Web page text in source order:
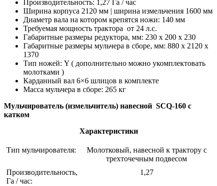
Производительность: 1,27 Га / час
Ширина корпуса 2120 мм | ширина измельчения 1600 мм
Диаметр вала на котором крепятся ножи: 140 мм
Требуемая мощность трактора от 24 л.с.
Габаритные размеры редуктора, мм: 230 x 200 x 230
Габаритные размеры мульчера в сборе, мм: 880 х 2120 х
1370
Тип ножей: Y ( дополнительно можно укомплектовать
молотками )
Карданный вал 6×6 шлицов в комплекте
Масса мульчера в сборе: 265 кг
Мульчирователь (измельчитель) навесной SCQ-160 с
катком
Характеристики
Тип мульчирователя:
Молотковый, навесной к трактору с
трехточечным подвесом
Производительность,
Га / час:
1,27